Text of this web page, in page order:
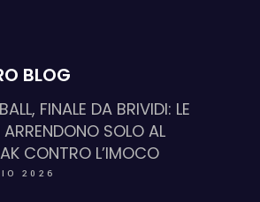
BLOG
FINALE DA BRIVIDI: LE
SOLO AL
CONTRO L’IMOCO
2026